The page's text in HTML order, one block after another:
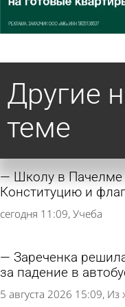
Другие
теме
Школу в Пачелме
Конституцию и
сегодня 11:09 Учеба
Зареченка
за падение в
5 августа 2026 15:09 Из